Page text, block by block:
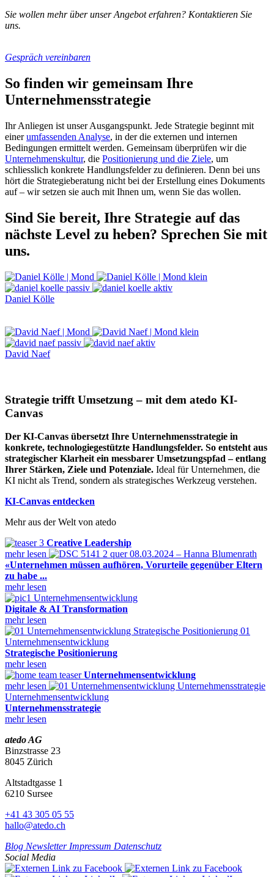
Sie wollen mehr über unser Angebot erfahren? Kontaktieren Sie
uns.
Gespräch vereinbaren
So finden wir gemeinsam Ihre
Unternehmensstrategie
Ihr Anliegen ist unser Ausgangspunkt. Jede Strategie beginnt mit
einerumfassenden Analyse, in der die externen und internen
Bedingungen ermittelt werden. Gemeinsam überprüfen wir die
Unternehmenskultur, die Positionierung und die Ziele, um
schliesslich konkrete Handlungsfelder zu definieren. Denn bei uns
hört die Strategieberatung nicht bei der Erstellung eines Dokuments
auf – wir setzen sie auch mit Ihnen um, wenn Sie das wollen.
Sind Sie bereit, Ihre Strategie auf das
nächste Level zu heben? Sprechen Sie mit
uns.
Daniel Kölle
David Naef
Strategie trifft Umsetzung – mit dem atedo KI-
Canvas
Der KI-Canvas übersetzt Ihre Unternehmensstrategie in
konkrete, technologiegestützte Handlungsfelder. So entsteht aus
strategischer Klarheit ein messbarer Umsetzungspfad – entlang
Ihrer Stärken, Ziele und Potenziale. Ideal für Unternehmen, die
KI nicht als Trend, sondern als strategisches Werkzeug verstehen.
KI-Canvas entdecken
Mehr aus der Welt von atedo
Creative Leadership
mehr lesen
08.03.2024 – Hanna Blumenrath
«Unternehmen müssen aufhören, Vorurteile gegenüber Eltern
zu habe ...
mehr lesen
Unternehmensentwicklung
Digitale & AI Transformation
mehr lesen
Unternehmensentwicklung
Strategische Positionierung
mehr lesen
Unternehmensentwicklung
mehr lesen
Unternehmensentwicklung
Unternehmensstrategie
mehr lesen
atedo AG
Binzstrasse 23
8045 Zürich
Altstadtgasse 1
6210 Sursee
+41 43 305 05 55
hallo@atedo.ch
Blog Newsletter Impressum Datenschutz
Social Media